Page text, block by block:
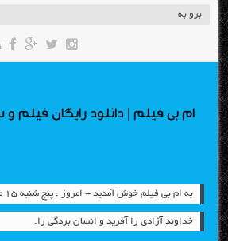
ام بی فیلم | دانلود رایگان فیلم و
به ام بی فیلم خوش آمدید - امروز : پنج شنبه ۱۵ مرداد ۱۴۰۵
خداوند آزادی را آفرید و انسان بردگی را.